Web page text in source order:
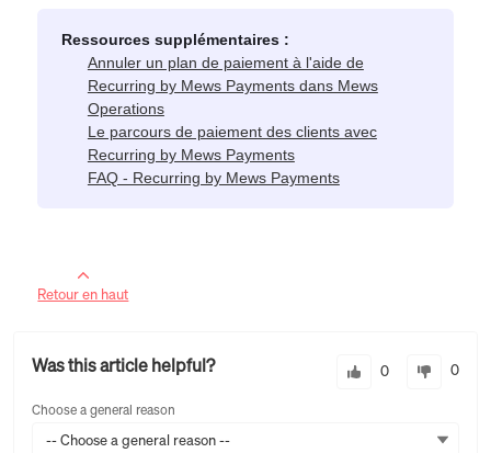
Ressources supplémentaires :
Annuler un plan de paiement à l'aide de
Recurring by Mews Payments dans Mews
Operations
Le parcours de paiement des clients avec
Recurring by Mews Payments
FAQ - Recurring by Mews Payments
Retour en haut
Was this article helpful? 0 0
Choose a general reason
-- Choose a general reason --